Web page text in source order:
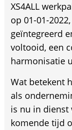
XS4ALL
op 01-01-
geïntegreerd
voltooid, een
harmonisatie
Wat betekent
als
is nu in dienst
komende tijd